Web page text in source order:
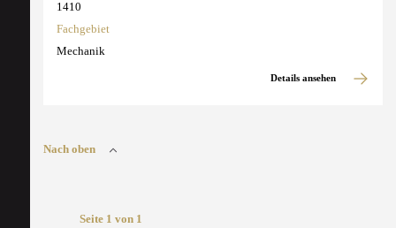
1410
Fachgebiet
Mechanik
Details ansehen
Nach oben
Seite 1 von 1